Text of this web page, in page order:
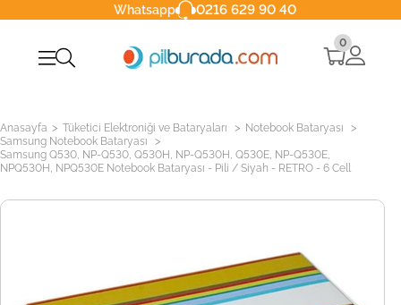
Whatsapp 0216 629 90 40
0
Anasayfa > Tüketici Elektroniği ve Bataryaları > Notebook Bataryası >
Samsung Notebook Bataryası >
Samsung Q530, NP-Q530, Q530H, NP-Q530H, Q530E, NP-Q530E,
NPQ530H, NPQ530E Notebook Bataryası - Pili / Siyah - RETRO - 6 Cell